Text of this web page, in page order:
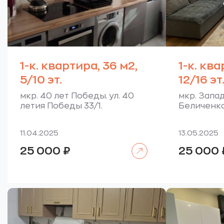
1-к. квартира, 36 м2,
5/10 эт.
мкр. 40 лет Победы. ул. 40
летия Победы 33/1.
11.04.2025
25 000 ₽
1-к.
12/16
мкр.
13.05.2025
25 000